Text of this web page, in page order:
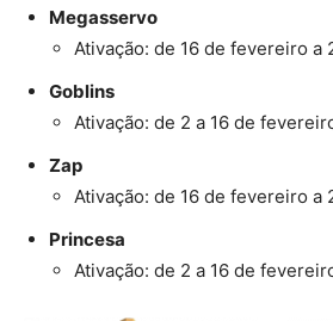
Megasservo
Ativação: de 16 de fevereiro a
Goblins
Ativação: de 2 a 16 de
Zap
Ativação: de 16 de fevereiro a
Princesa
Ativação: de 2 a 16 de